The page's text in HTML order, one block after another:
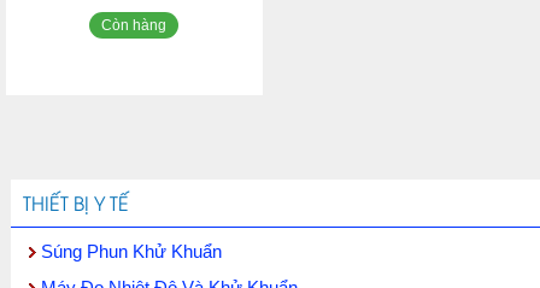
Còn hàng
THIẾT BỊ Y TẾ
Súng Phun Khử Khuẩn